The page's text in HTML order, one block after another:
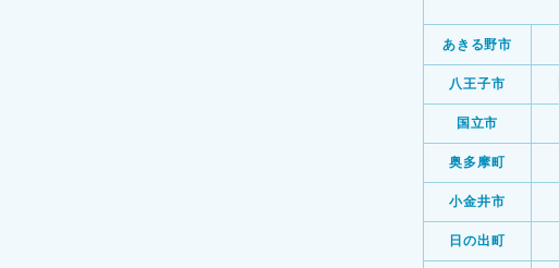
あきる野市
八王子市
国立市
奥多摩町
小金井市
日の出町